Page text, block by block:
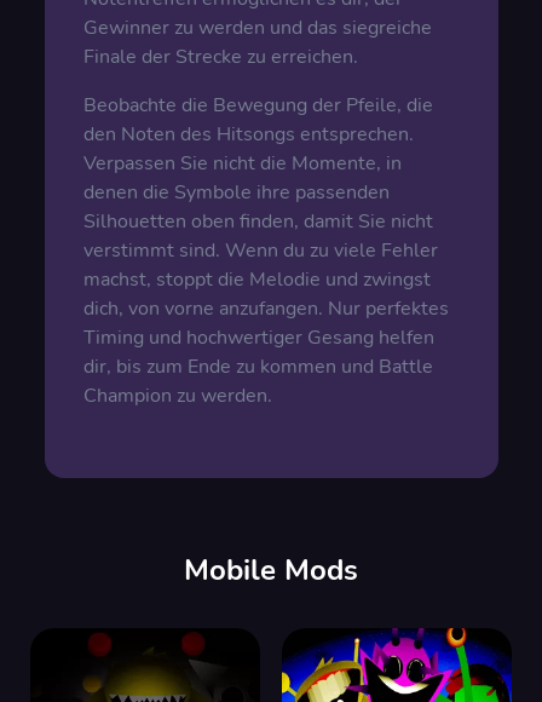
Gewinner zu werden und das siegreiche
Finale der Strecke zu erreichen.
Beobachte die Bewegung der Pfeile, die
den Noten des Hitsongs entsprechen.
Verpassen Sie nicht die Momente, in
denen die Symbole ihre passenden
Silhouetten oben finden, damit Sie nicht
verstimmt sind. Wenn du zu viele Fehler
machst, stoppt die Melodie und zwingst
dich, von vorne anzufangen. Nur perfektes
Timing und hochwertiger Gesang helfen
dir, bis zum Ende zu kommen und Battle
Champion zu werden.
Mobile Mods